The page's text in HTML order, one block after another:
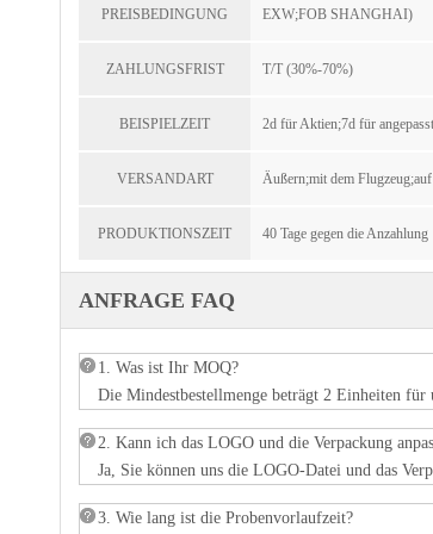
PREISBEDINGUNG EXW;FOB SHANGHAI)
ZAHLUNGSFRIST T/T (30%-70%)
BEISPIELZEIT 2d für Aktien;7d für angepasst
VERSANDART Äußern;mit dem
PRODUKTIONSZEIT 40 Tage gegen die Anzahlung
ANFRAGE FAQ
1. Was ist Ihr MOQ?
Die Mindestbestellmenge beträgt 2 Einheiten
2. Kann ich das LOGO und die Verpackung
Ja, Sie können uns die LOGO-Datei und das
3. Wie lang ist die Probenvorlaufzeit?